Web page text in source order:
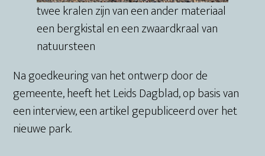
twee kralen zijn van een ander materiaal
een bergkistal en een zwaardkraal van
natuursteen
Na goedkeuring van het ontwerp door de
gemeente, heeft het Leids Dagblad, op basis van
een interview, een artikel gepubliceerd over het
nieuwe park.